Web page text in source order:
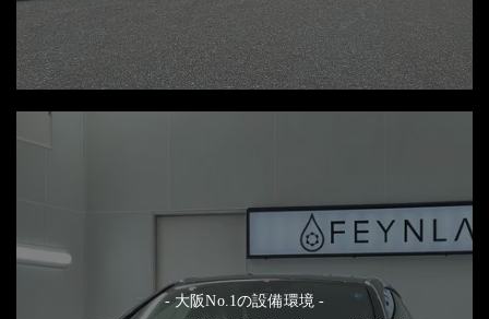
- 大阪No.1の設備環境 -